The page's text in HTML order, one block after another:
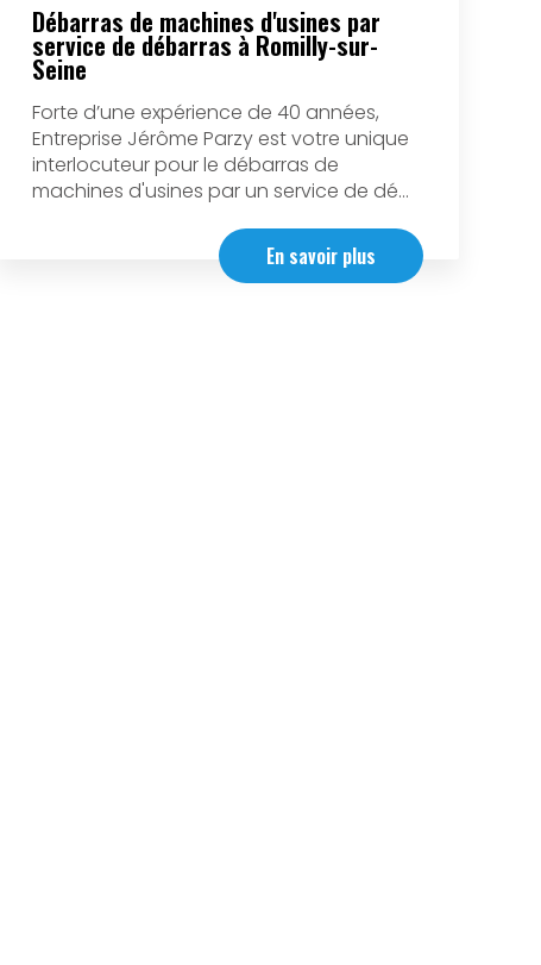
Débarras de machines d'usines par
service de débarras à Romilly-sur-
Seine
Forte d’une expérience de 40 années,
Entreprise Jérôme Parzy est votre unique
interlocuteur pour le débarras de
machines d'usines par un service de dé...
En savoir plus